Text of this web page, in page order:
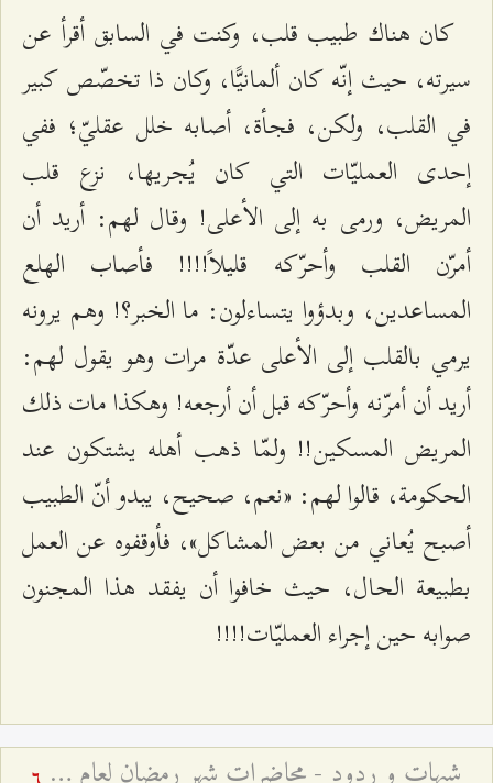
كان هناك طبيب قلب، وكنت في السابق أقرأ عن
سيرته، حيث إنّه كان ألمانيًّا، وكان ذا تخصّص كبير
في القلب، ولكن، فجأة، أصابه خلل عقليّ؛ ففي
إحدى العمليّات التي كان يُجريها، نزع قلب
المريض، ورمى به إلى الأعلى! وقال لهم: أريد أن
أمرّن القلب وأحرّكه قليلاً!!!! فأصاب الهلع
المساعدين، وبدؤوا يتساءلون: ما الخبر؟! وهم يرونه
يرمي بالقلب إلى الأعلى عدّة مرات وهو يقول لهم:
أريد أن أمرّنه وأحرّكه قبل أن أرجعه! وهكذا مات ذلك
المريض المسكين!! ولمّا ذهب أهله يشتكون عند
الحكومة، قالوا لهم: «نعم، صحيح، يبدو أنّ الطبيب
أصبح يُعاني من بعض المشاكل»، فأوقفوه عن العمل
بطبيعة الحال، حيث خافوا أن يفقد هذا المجنون
صوابه حين إجراء العمليّات!!!!
6